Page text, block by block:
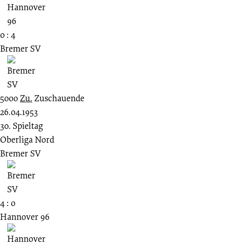
0 : 4
Bremer SV
5000Zu. Zuschauende
26.04.1953
30. Spieltag
Oberliga Nord
Bremer SV
4 : 0
Hannover 96